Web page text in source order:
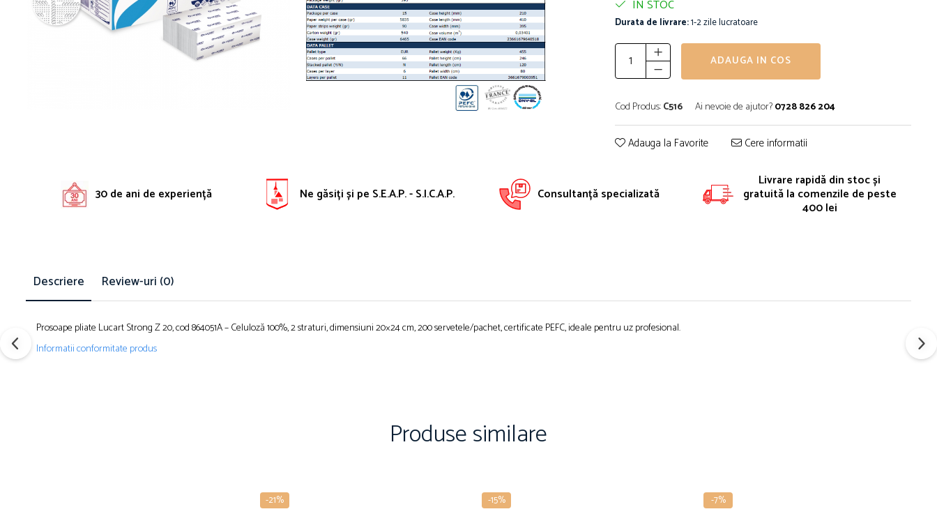
Solutie pentru desfundat tevi
Solutii curatare bucatarie
IN STOC
Durata de livrare:1-2 zile lucratoare
ADAUGA IN COS
Cod Produs:C516 Ai nevoie de ajutor?0728 826 204
Adauga la Favorite Cere informatii
30 de ani de experiență Ne găsiți și pe S.E.A.P. - S.I.C.A.P. Consultanță specializată
Livrare rapidă din stoc și
gratuită la comenzile de peste
400 lei
Descriere Review-uri (0)
Prosoape pliate Lucart Strong Z 20, cod 864051A – Celuloză 100%, 2 straturi, dimensiuni 20×24 cm, 200 servetele/pachet, certificate PEFC, ideale pentru uz profesional.
Informatii conformitate produs
Produse similare
-21% -15% -7%